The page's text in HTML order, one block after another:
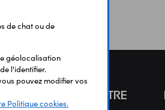
NOUS CONNAÎTRE
de chat ou de
géolocalisation
l'identifier.
pouvez modifier vos
Politique cookies.